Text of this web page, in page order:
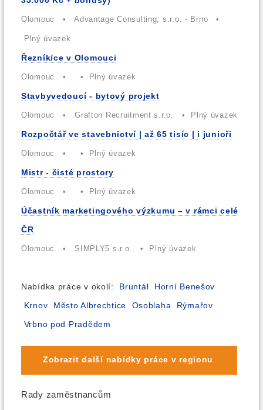
Olomouc • Advantage Consulting, s.r.o. - Brno •
Plný úvazek
Řezník/ce v Olomouci
Olomouc • • Plný úvazek
Stavbyvedoucí - bytový projekt
Olomouc • Grafton Recruitment s.r.o. • Plný úvazek
Rozpočtář ve stavebnictví | až 65 tisíc | i junioři
Olomouc • • Plný úvazek
Mistr - čisté prostory
Olomouc • • Plný úvazek
Účastník marketingového výzkumu – v rámci celé
ČR
Olomouc • SIMPLY5 s.r.o. • Plný úvazek
Zobrazit další nabídky práce v regionu
Nabídka práce v okolí: Bruntál
Horní Benešov
Krnov
Město Albrechtice Osoblaha
Rýmařov
Vrbno pod Pradědem
Rady zaměstnancům